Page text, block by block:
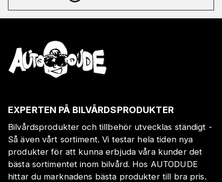
EXPERTEN PÅ BILVÅRDSPRODUKTER
Bilvårdsprodukter och tillbehör utvecklas ständigt -
Så även vårt sortiment. Vi testar hela tiden nya
produkter för att kunna erbjuda våra kunder det
bästa sortimentet inom bilvård. Hos AUTODUDE
hittar du marknadens bästa produkter till bra pris.